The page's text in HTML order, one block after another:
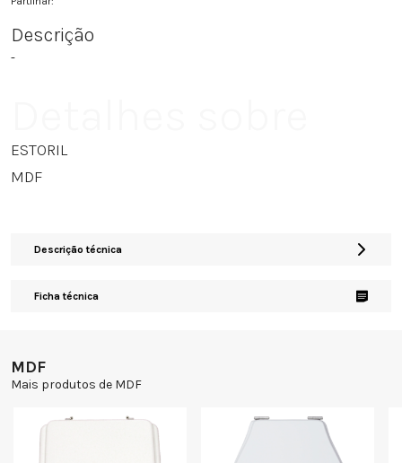
Descrição
-
ESTORIL
MDF
Descrição técnica
Ficha técnica
MDF
Mais produtos de MDF